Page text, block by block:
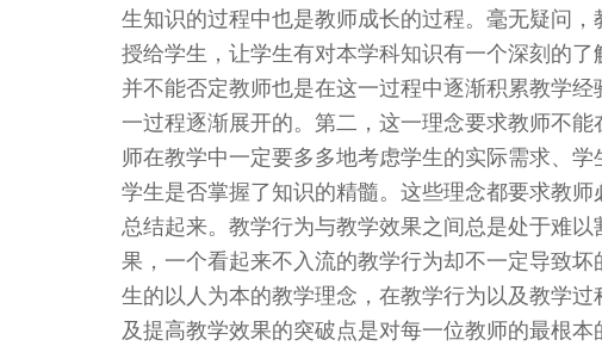
生知识的过程中也是教师成长的过程。毫无疑问
授给学生，让学生有对本学科知识有一个深刻的
并不能否定教师也是在这一过程中逐渐积累教学
一过程逐渐展开的。第二，这一理念要求教师不
师在教学中一定要多多地考虑学生的实际需求、
学生是否掌握了知识的精髓。这些理念都要求教
总结起来。教学行为与教学效果之间总是处于难
果，一个看起来不入流的教学行为却不一定导致
生的以人为本的教学理念，在教学行为以及教学
及提高教学效果的突破点是对每一位教师的最根